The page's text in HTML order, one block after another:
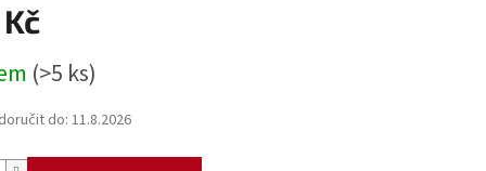
(>5 ks)
do: 11.8.2026